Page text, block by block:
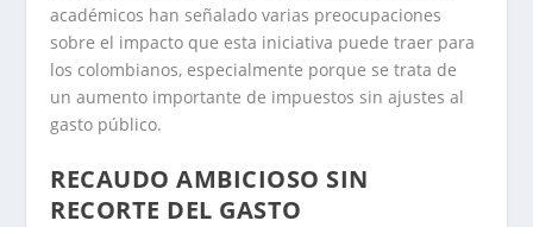
académicos han señalado varias preocupaciones
sobre el impacto que esta iniciativa puede traer para
los colombianos, especialmente porque se trata de
un aumento importante de impuestos sin ajustes al
gasto público.
RECAUDO AMBICIOSO SIN
RECORTE DEL GASTO